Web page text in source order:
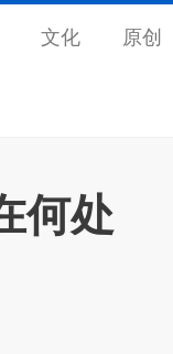
文化 原创
何处